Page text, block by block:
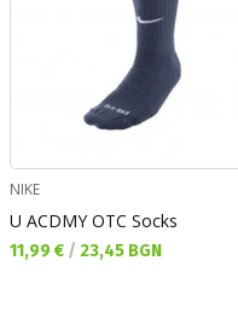
NIKE
U ACDMY OTC Socks
Текуща цена:
11,99 € / 23,45 BGN